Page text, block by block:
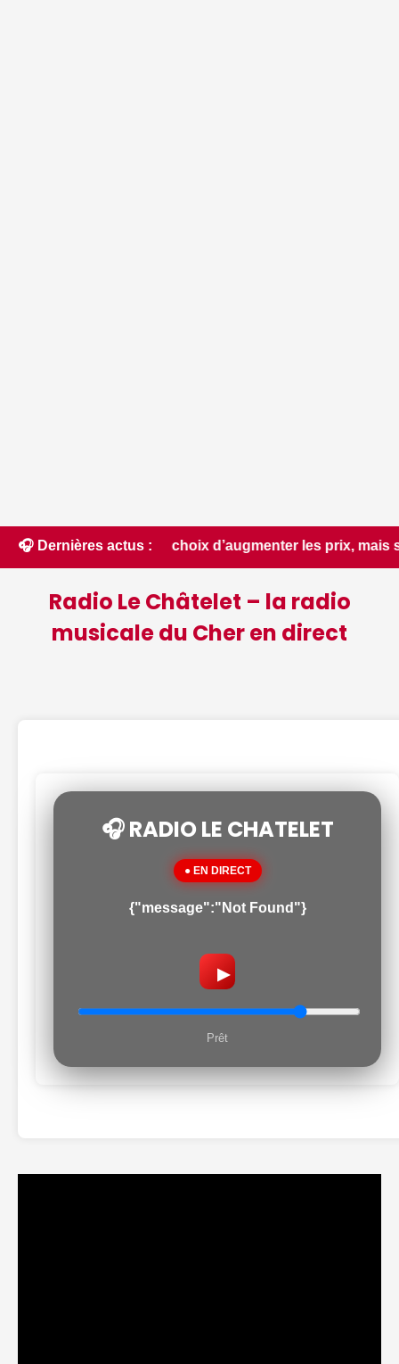
🎧 Dernières actus :
choix d’augmenter les prix, mais souhaite éviter
Radio Le Châtelet – la radio
musicale du Cher en direct
🎧 RADIO LE CHATELET
● EN DIRECT
{"message":"Not Found"}
▶
Prêt